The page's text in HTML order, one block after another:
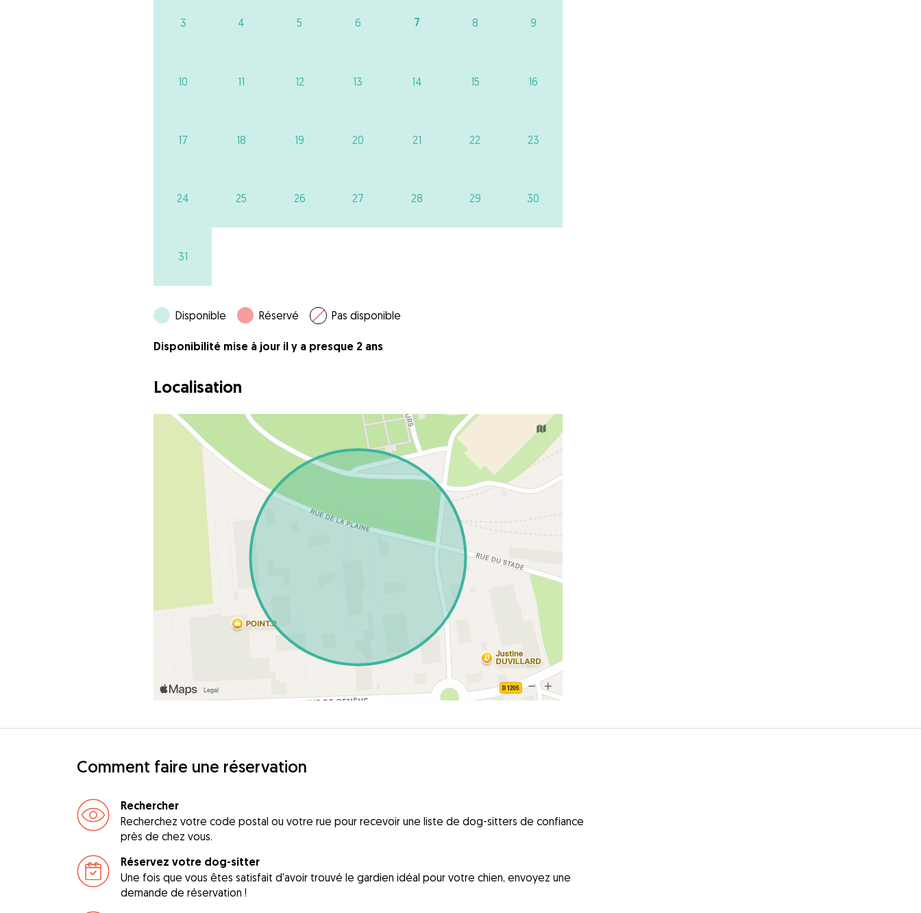
3 4 5 6 7 8 9
10 11 12 13 14 15 16
17 18 19 20 21 22 23
24 25 26 27 28 29 30
31
Disponible Réservé Pas disponible
Disponibilité mise à jour il y a presque 2 ans
Localisation
Comment faire une réservation
Rechercher
Recherchez votre code postal ou votre rue pour recevoir une liste de dog-sitters de confiance
près de chez vous.
Réservez votre dog-sitter
Une fois que vous êtes satisfait d'avoir trouvé le gardien idéal pour votre chien, envoyez une
demande de réservation !